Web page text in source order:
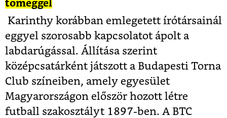
tömeggel
Karinthy korábban emlegetett írótársainál
eggyel szorosabb kapcsolatot ápolt a
labdarúgással. Állítása szerint
középcsatárként játszott a Budapesti Torna
Club színeiben, amely egyesület
Magyarországon először hozott létre
futball szakosztályt 1897-ben. A BTC